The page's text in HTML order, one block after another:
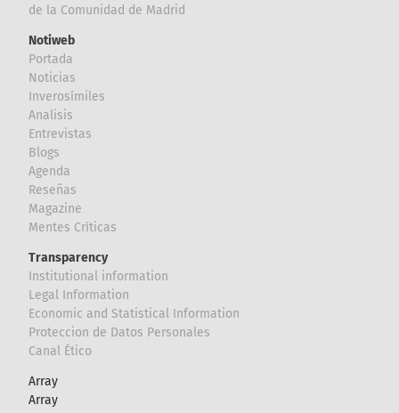
de la Comunidad de Madrid
Notiweb
Portada
Noticias
Inverosímiles
Analisis
Entrevistas
Blogs
Agenda
Reseñas
Magazine
Mentes Críticas
Transparency
Institutional information
Legal Information
Economic and Statistical Information
Proteccion de Datos Personales
Canal Ético
Array
Array